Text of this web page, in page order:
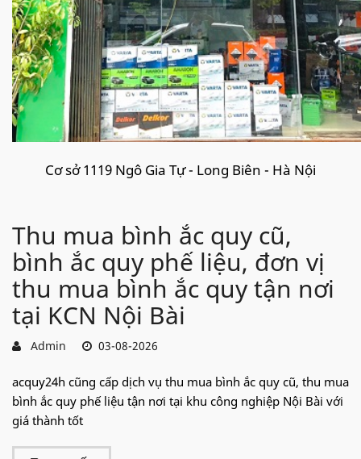
Cơ sở 1119 Ngô Gia Tự - Long Biên - Hà Nội
Thu mua bình ắc quy cũ,
bình ắc quy phế liệu, đơn vị
thu mua bình ắc quy tận nơi
tại KCN Nội Bài
Admin 03-08-2026
acquy24h cũng cấp dịch vụ thu mua bình ắc quy cũ, thu mua
bình ắc quy phế liệu tận nơi tại khu công nghiệp Nội Bài với
giá thành tốt